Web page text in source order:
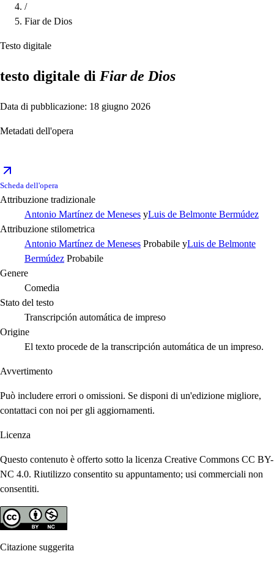
/
Fiar de Dios
Testo digitale
testo digitale di Fiar de Dios
Data di pubblicazione: 18 giugno 2026
Metadati dell'opera
Scheda dell'opera
Attribuzione tradizionale
Antonio Martínez de Meneses yLuis de Belmonte Bermúdez
Attribuzione stilometrica
Antonio Martínez de Meneses Probabile yLuis de Belmonte
Bermúdez Probabile
Genere
Comedia
Stato del testo
Transcripción automática de impreso
Origine
El texto procede de la transcripción automática de un impreso.
Avvertimento
Può includere errori o omissioni. Se disponi di un'edizione migliore,
contattaci con noi per gli aggiornamenti.
Licenza
Questo contenuto è offerto sotto la licenza Creative Commons CC BY-
NC 4.0. Riutilizzo consentito su appuntamento; usi commerciali non
consentiti.
Citazione suggerita